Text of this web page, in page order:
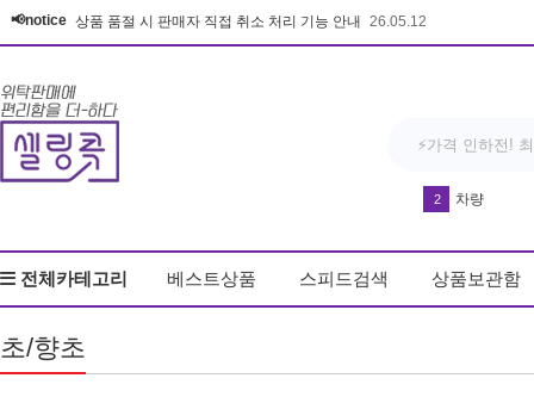
📢notice 상품 품절 시 판매자 직접 취소 처리 기능 안내 26.05.12
2 차량
4 다운블로우-
6 우동
전체카테고리 베스트상품 스피드검색 상품보관함
초/향초